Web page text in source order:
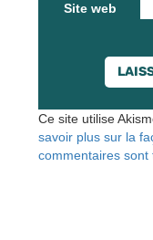
Site web
Ce site utilise
savoir plus sur la
commentaires sont